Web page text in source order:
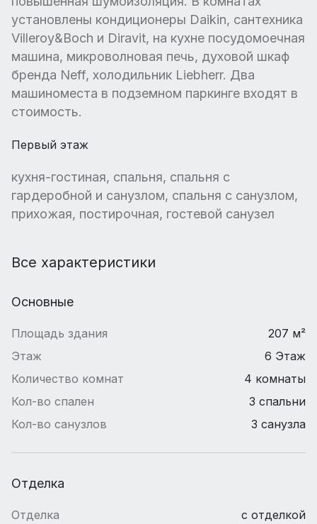
установлены кондиционеры Daikin, сантехника
Villeroy&Boch и Diravit, на кухне посудомоечная
машина, микроволновая печь, духовой шкаф
бренда Neff, холодильник Liebherr. Два
машиноместа в подземном паркинге входят в
стоимость.
Первый этаж
кухня-гостиная, спальня, спальня с
гардеробной и санузлом, спальня с санузлом,
прихожая, постирочная, гостевой санузел
Все характеристики
Основные
Площадь здания
207 м²
Этаж
6 Этаж
Количество комнат
4 комнаты
Кол-во спален
3 спальни
Кол-во санузлов
3 санузла
Отделка
Отделка с отделкой